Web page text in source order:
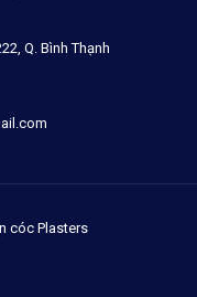
Q. Bình Thạnh
cóc Plasters